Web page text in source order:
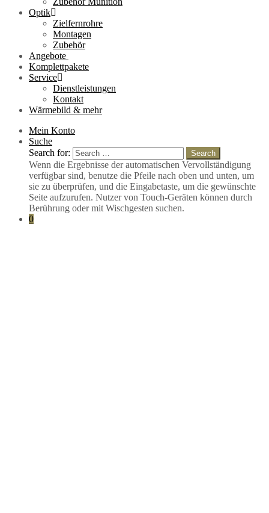
Optik
Zielfernrohre
Montagen
Zubehör
Angebote
Komplettpakete
Service
Dienstleistungen
Kontakt
Wärmebild & mehr
Mein Konto
Suche
Search for:
Search
Wenn die Ergebnisse der automatischen Vervollständigung
verfügbar sind, benutze die Pfeile nach oben und unten, um
sie zu überprüfen, und die Eingabetaste, um die gewünschte
Seite aufzurufen. Nutzer von Touch-Geräten können durch
Berührung oder mit Wischgesten suchen.
0